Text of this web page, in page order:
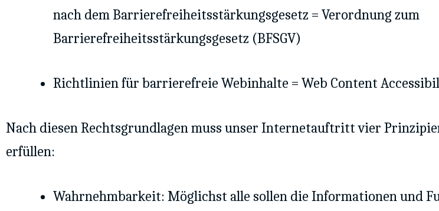
nach dem Barrierefreiheitsstärkungsgesetz = Verordnung zum
Barrierefreiheitsstärkungsgesetz (BFSGV)
Richtlinien für barrierefreie Webinhalte = Web Content
Nach diesen Rechtsgrundlagen muss unser Internetauftritt vier
erfüllen:
Wahrnehmbarkeit: Möglichst alle sollen die Informationen und